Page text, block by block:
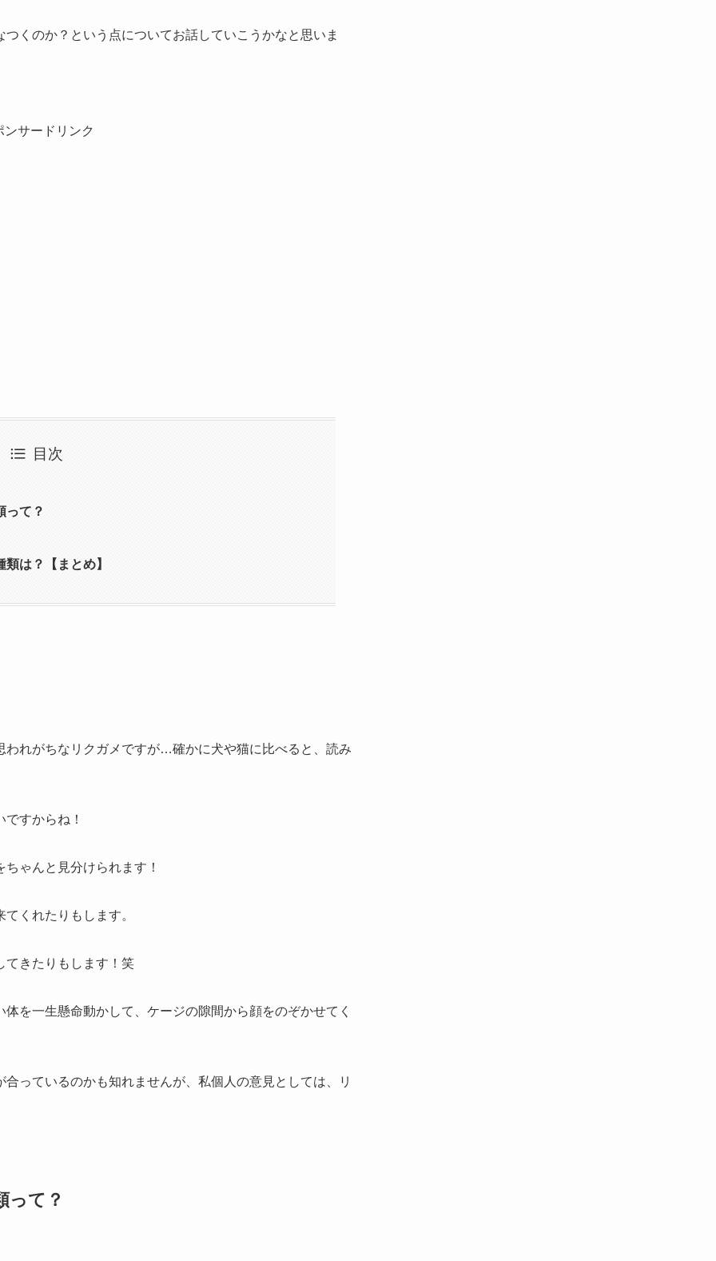
くのか？という点についてお話していこうかなと思いま
ンサードリンク
目次
って？
は？【まとめ】
れがちなリクガメですが…確かに犬や猫に比べると、読み
すからね！
ゃんと見分けられます！
くれたりもします。
てきたりもします！笑
を一生懸命動かして、ケージの隙間から顔をのぞかせてく
っているのかも知れませんが、私個人の意見としては、リ
って？